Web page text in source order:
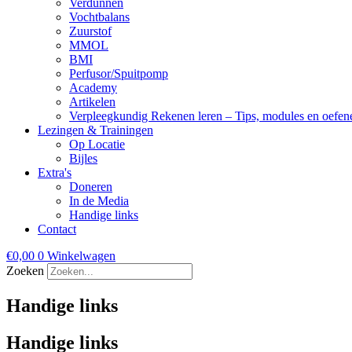
Vochtbalans
Zuurstof
MMOL
BMI
Perfusor/Spuitpomp
Academy
Artikelen
Verpleegkundig Rekenen leren – Tips, modules en
Lezingen & Trainingen
Op Locatie
Bijles
Extra's
Doneren
In de Media
Handige links
Contact
€0,00 0 Winkelwagen
Zoeken
Handige links
Handige links